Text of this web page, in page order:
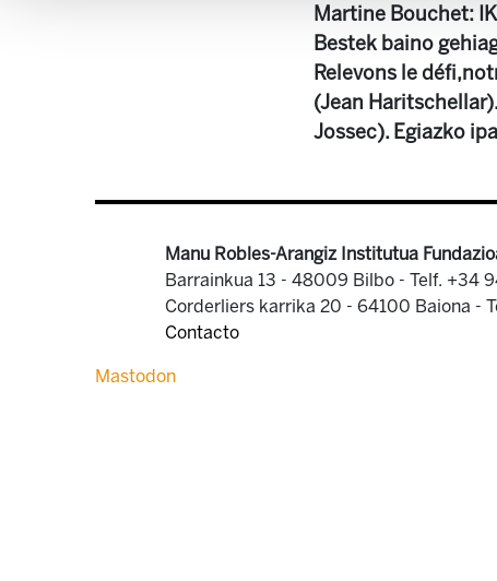
Martine Bouchet:
Bestek baino
Relevons le
(Jean
Jossec). Egiazko
Manu Robles-Arangiz Institutua
Barrainkua 13 - 48009 Bilbo - Telf. +34
Corderliers karrika 20 - 64100 Baiona -
Contacto
Mastodon